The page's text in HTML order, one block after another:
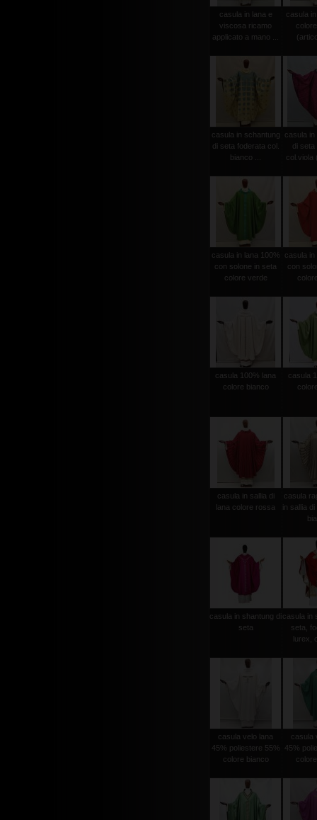
casula in lana e
viscosa ricamo
applicato a mano ...
casula
casula in schantung
di seta foderata col.
bianco ...
casula
di
col.viola
casula in lana 100%
con solone in seta
colore verde
casula in
con
casula 100% lana
colore bianco
casula
casula in sallia di
lana colore rossa
casula
in sallia
casula in shantung di
seta
casula in
seta,
lurex,
casula velo lana
45% poliestere 55%
colore bianco
casula
45%